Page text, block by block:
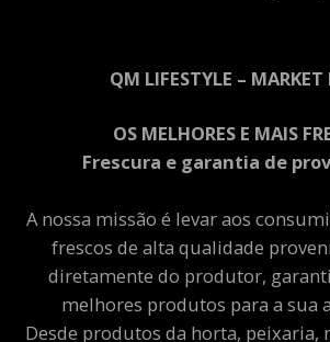
QM LIFESTYLE – MARKET
OS MELHORES E MAIS
Frescura e garantia de
A nossa missão é levar aos
frescos de alta qualidade
diretamente do produtor,
melhores produtos para a sua
Desde produtos da horta, peixaria,